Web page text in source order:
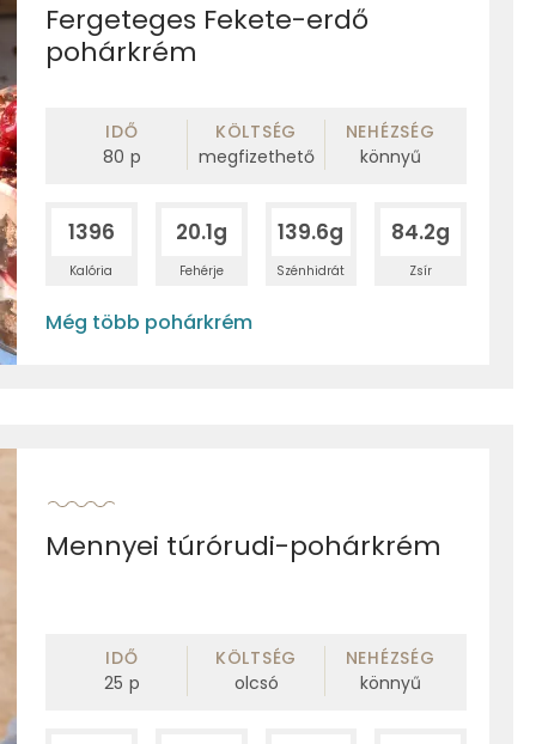
Fergeteges Fekete-erdő
pohárkrém
IDŐ
80 p
KÖLTSÉG
megfizethető
NEHÉZSÉG
könnyű
1396
Kalória
20.1g
Fehérje
139.6g
Szénhidrát
84.2g
Zsír
Még több pohárkrém
Mennyei túrórudi-pohárkrém
IDŐ
25 p
KÖLTSÉG
olcsó
NEHÉZSÉG
könnyű